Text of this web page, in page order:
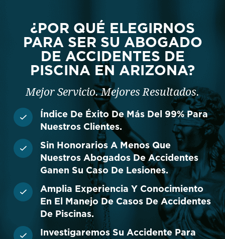
¿POR QUÉ ELEGIRNOS
PARA SER SU ABOGADO
DE ACCIDENTES DE
PISCINA EN ARIZONA?
Mejor Servicio. Mejores Resultados.
Índice De Éxito De Más Del 99% Para
Nuestros Clientes.
Sin Honorarios A Menos Que
Nuestros Abogados De Accidentes
Ganen Su Caso De Lesiones.
Amplia Experiencia Y Conocimiento
En El Manejo De Casos De Accidentes
De Piscinas.
Investigaremos Su Accidente Para